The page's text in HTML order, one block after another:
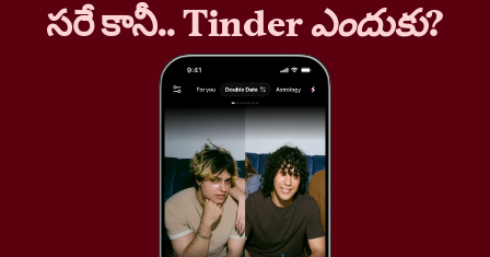
సరే కానీ.. Tinderఎందుకు?